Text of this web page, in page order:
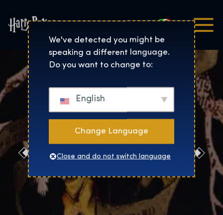
Harry Potter™: The
Italiano
Redazione
We've detected you might be
speaking a different language.
Do you want to change to:
English
Change Language
Close and do not switch language